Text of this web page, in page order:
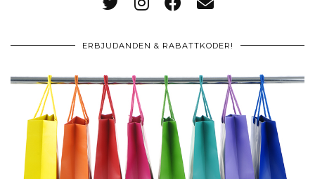
ERBJUDANDEN & RABATTKODER!